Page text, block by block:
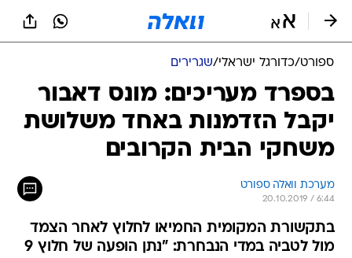
ספורט/כדורגל ישראלי/שגרירים
בספרד מעריכים: מונס דאבור
יקבל הזדמנות באחד משלושת
משחקי הבית הקרובים
מערכת וואלה ספורט
20.10.2019 / 6:44
בתקשורת המקומית החמיאו לחלוץ לאחר הצמד
מול לטביה במדי הנבחרת: "נתן הופעה של חלוץ 9